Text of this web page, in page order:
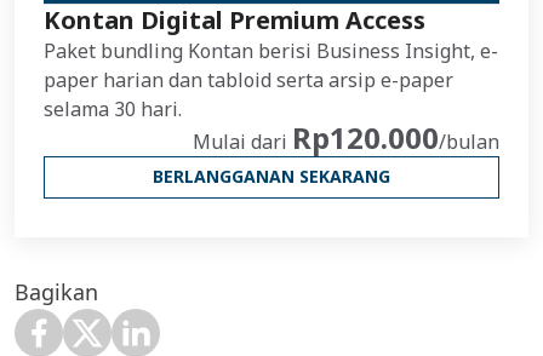
Kontan Digital Premium Access
Paket bundling Kontan berisi Business Insight, e-
paper harian dan tabloid serta arsip e-paper
selama 30 hari.
Mulai dari Rp120.000/bulan
BERLANGGANAN SEKARANG
Bagikan